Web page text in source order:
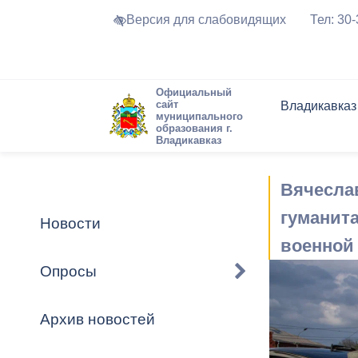
Версия для слабовидящих Тел:
Официальный
сайт
муниципального
образования г.
Владикавказ
Владикавказ
Устав
Города-
городского
Торги и
Программа
Формы
Обратная
Комиссии
График
Новостная
Актуально
Новости
Опросы
Архив новостей